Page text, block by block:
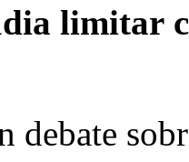
limitar
debate